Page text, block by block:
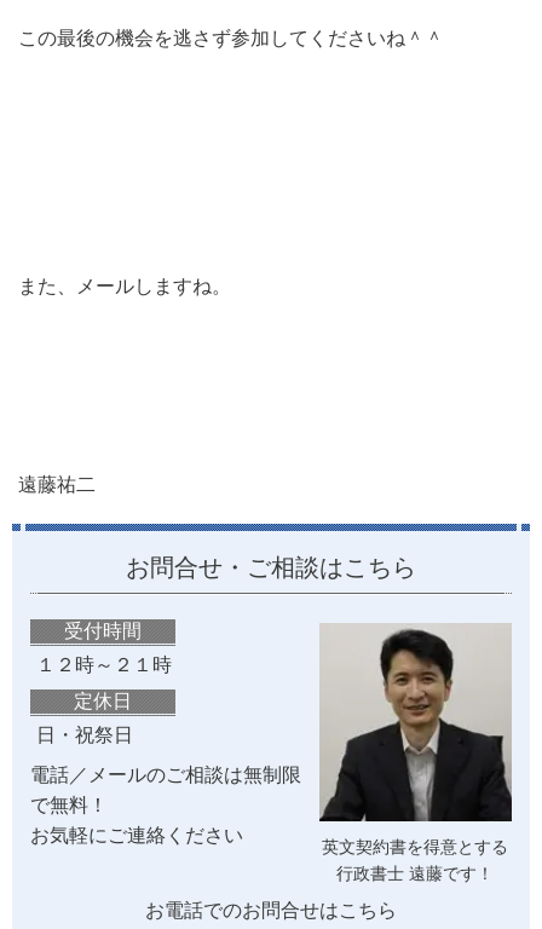
この最後の機会を逃さず参加してくださいね＾＾
また、メールしますね。
遠藤祐二
お問合せ・ご相談はこちら
英文契約書を得意とする
行政書士 遠藤です！
受付時間
１２時～２１時
定休日
日・祝祭日
電話／メールのご相談は無制限
で無料！
お気軽にご連絡ください
お電話でのお問合せはこちら